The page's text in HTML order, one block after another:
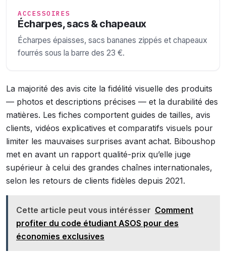
ACCESSOIRES
Écharpes, sacs & chapeaux
Écharpes épaisses, sacs bananes zippés et chapeaux
fourrés sous la barre des 23 €.
La majorité des avis cite la fidélité visuelle des produits
— photos et descriptions précises — et la durabilité des
matières. Les fiches comportent guides de tailles, avis
clients, vidéos explicatives et comparatifs visuels pour
limiter les mauvaises surprises avant achat. Biboushop
met en avant un rapport qualité-prix qu’elle juge
supérieur à celui des grandes chaînes internationales,
selon les retours de clients fidèles depuis 2021.
Cette article peut vous intérésser Comment
profiter du code étudiant ASOS pour des
économies exclusives